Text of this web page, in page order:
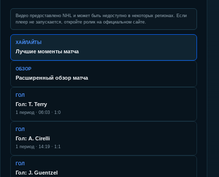
Видео предоставлено NHL и может быть недоступно в некоторых регионах. Если
плеер не запускается, откройте ролик на официальном сайте.
ХАЙЛАЙТЫ
Лучшие моменты матча
ОБЗОР
Расширенный обзор матча
ГОЛ
Гол: T. Terry
1 период · 06:03 · 1:0
ГОЛ
Гол: A. Cirelli
1 период · 14:19 · 1:1
ГОЛ
Гол: J. Guentzel